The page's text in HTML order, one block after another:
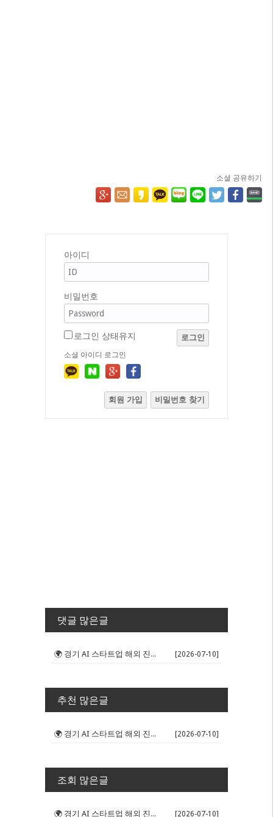
소셜 공유하기
아이디
비밀번호
로그인 상태유지 로그인
소셜 아이디 로그인
회원 가입 비밀번호 찾기
댓글 많은글
🌍 경기 AI 스타트업 해외 진출 판... [2026-07-10]
추천 많은글
🌍 경기 AI 스타트업 해외 진출 판... [2026-07-10]
조회 많은글
🌍 경기 AI 스타트업 해외 진출 판... [2026-07-10]